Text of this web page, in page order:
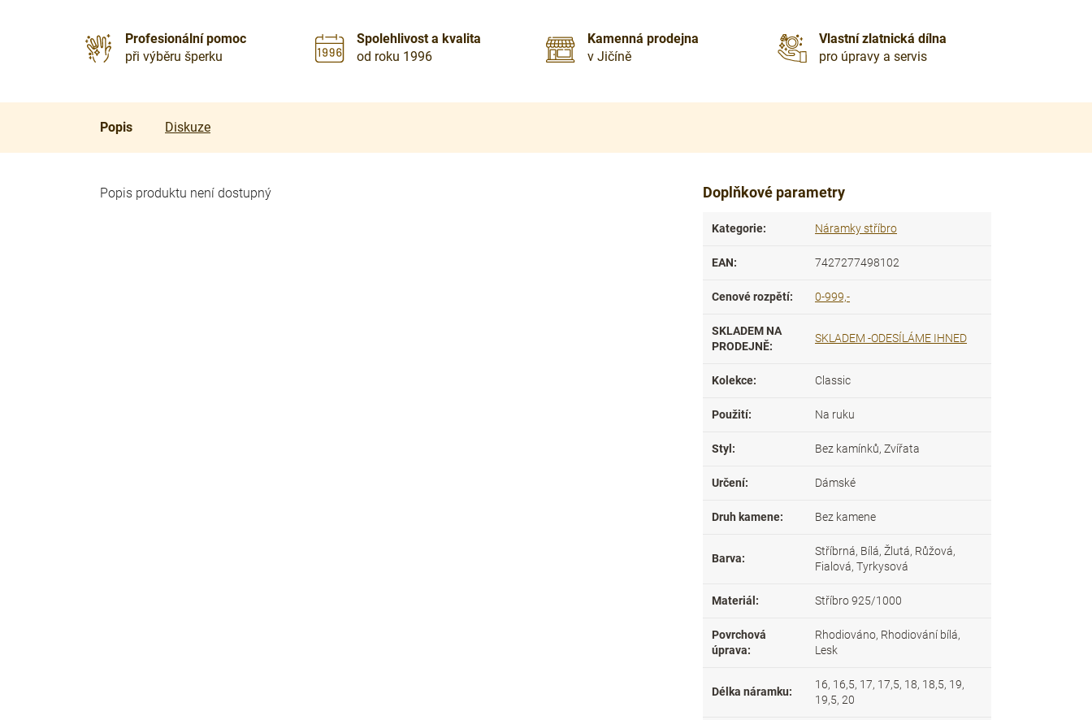
Profesionální pomoc
při výběru šperku
Spolehlivost a kvalita
od roku 1996
Kamenná prodejna
v Jičíně
Vlastní zlatnická dílna
pro úpravy a servis
Popis Diskuze
Popis produktu není dostupný Doplňkové parametry
Kategorie: Náramky stříbro
EAN: 7427277498102
Cenové rozpětí: 0-999,-
SKLADEM NA
PRODEJNĚ:
SKLADEM -ODESÍLÁME IHNED
Kolekce: Classic
Použití: Na ruku
Styl : Bez kamínků, Zvířata
Určení: Dámské
Druh kamene: Bez kamene
Barva:
Stříbrná, Bílá, Žlutá, Růžová,
Fialová, Tyrkysová
Materiál : Stříbro 925/1000
Povrchová
úprava:
Rhodiováno, Rhodiování bílá,
Lesk
Délka náramku:
16, 16,5, 17, 17,5, 18, 18,5, 19,
19,5, 20